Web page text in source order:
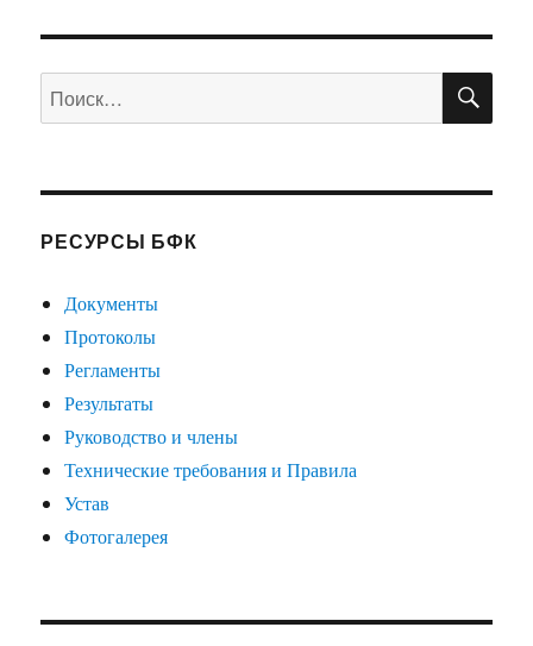
Искать:
РЕСУРСЫ БФК
Документы
Протоколы
Регламенты
Результаты
Руководство и члены
Технические требования и Правила
Устав
Фотогалерея